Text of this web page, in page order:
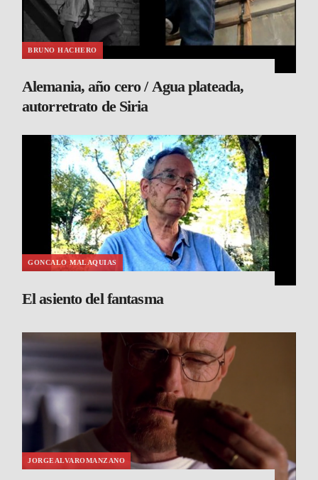
BRUNO HACHERO
Alemania, año cero / Agua plateada,
autorretrato de Siria
GONCALO MALAQUIAS
El asiento del fantasma
JORGEALVAROMANZANO